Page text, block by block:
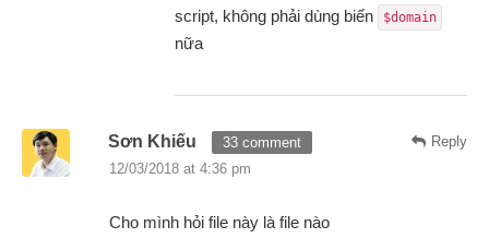
script, không phải dùng biến
$domain
nữa
Reply
Sơn Khiếu
33 comment
12/03/2018 at 4:36 pm
Cho mình hỏi file này là file nào